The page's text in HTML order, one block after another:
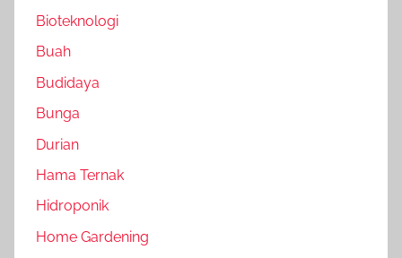
Bioteknologi
Buah
Budidaya
Bunga
Durian
Hama Ternak
Hidroponik
Home Gardening